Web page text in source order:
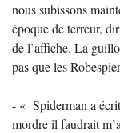
nous subissons
époque de terreur,
de l’affiche. La
pas que les
- « Spiderman a
mordre il faudrait